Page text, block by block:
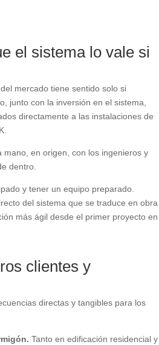
el sistema lo vale si
mercado tiene sentido solo si
junto con la inversión en el sistema,
directamente a las instalaciones de
en origen, con los ingenieros y
dentro.
y tener un equipo preparado.
del sistema que se traduce en obra
más ágil desde el primer proyecto en
clientes y
directas y tangibles para los
Tanto en edificación residencial y